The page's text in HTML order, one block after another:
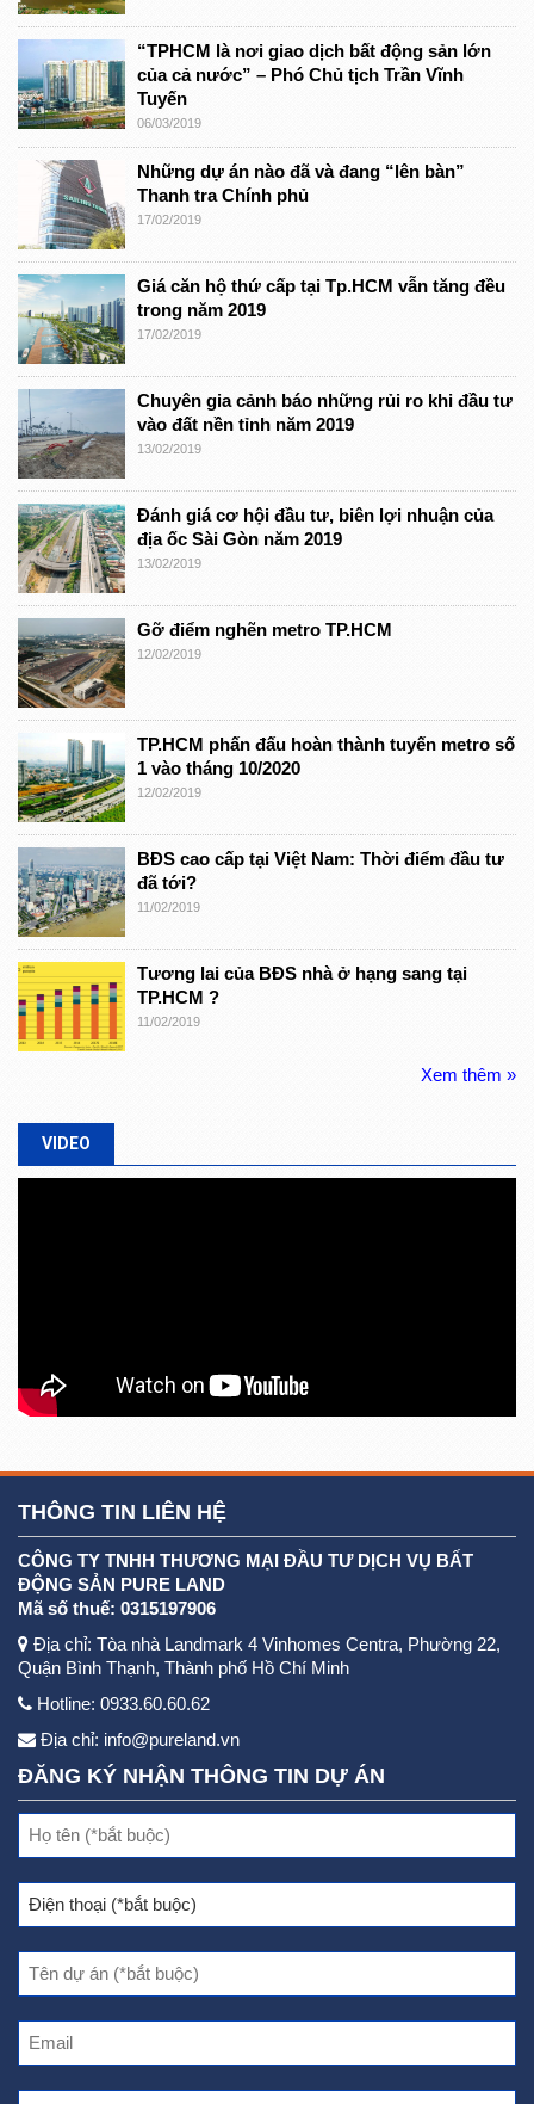
“TPHCM là nơi giao dịch bất động sản lớn
của cả nước” – Phó Chủ tịch Trần Vĩnh
Tuyến
06/03/2019
Những dự án nào đã và đang “lên bàn”
Thanh tra Chính phủ
17/02/2019
Giá căn hộ thứ cấp tại Tp.HCM vẫn tăng đều
trong năm 2019
17/02/2019
Chuyên gia cảnh báo những rủi ro khi đầu tư
vào đất nền tỉnh năm 2019
13/02/2019
Đánh giá cơ hội đầu tư, biên lợi nhuận của
địa ốc Sài Gòn năm 2019
13/02/2019
Gỡ điểm nghẽn metro TP.HCM
12/02/2019
TP.HCM phấn đấu hoàn thành tuyến metro số
1 vào tháng 10/2020
12/02/2019
BĐS cao cấp tại Việt Nam: Thời điểm đầu tư
đã tới?
11/02/2019
Tương lai của BĐS nhà ở hạng sang tại
TP.HCM ?
11/02/2019
Xem thêm »
VIDEO
THÔNG TIN LIÊN HỆ
CÔNG TY TNHH THƯƠNG MẠI ĐẦU TƯ DỊCH VỤ BẤT
ĐỘNG SẢN PURE LAND
Mã số thuế: 0315197906
Địa chỉ: Tòa nhà Landmark 4 Vinhomes Centra, Phường 22,
Quận Bình Thạnh, Thành phố Hồ Chí Minh
Hotline: 0933.60.60.62
Địa chỉ: info@pureland.vn
ĐĂNG KÝ NHẬN THÔNG TIN DỰ ÁN